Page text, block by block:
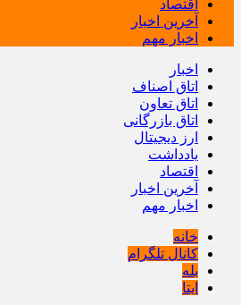
اقتصاد
آخرین اخبار
اخبار مهم
اخبار
اتاق اصناف
اتاق تعاون
اتاق بازرگانی
ارز دیجیتال
یادداشت
اقتصاد
آخرین اخبار
اخبار مهم
خانه
کانال تلگرام
بله
ایتا